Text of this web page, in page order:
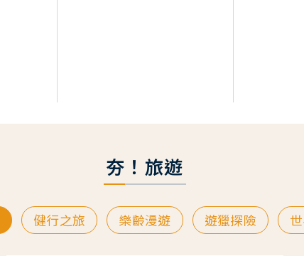
夯！旅遊
健行之旅 樂齡漫遊 遊獵探險